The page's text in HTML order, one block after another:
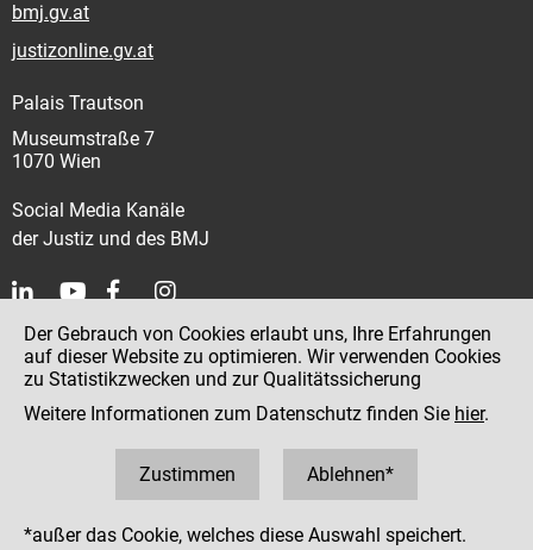
bmj.gv.at
justizonline.gv.at
Palais Trautson
Museumstraße 7
1070 Wien
Social Media Kanäle
der Justiz und des BMJ
Kontakt
Impressum
Datenschutz
Hinweisgeber:innenplattform (für Mitarbeiter:innen)
Der Gebrauch von Cookies erlaubt uns, Ihre Erfahrungen
auf dieser Website zu optimieren. Wir verwenden Cookies
zu Statistikzwecken und zur Qualitätssicherung
Weitere Informationen zum Datenschutz finden Sie hier.
Zustimmen Ablehnen*
*außer das Cookie, welches diese Auswahl speichert.